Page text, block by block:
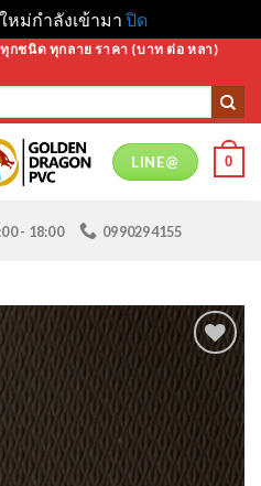
ม่กำลังเข้ามา ปิด
กชนิด ทุกลาย ราคา (บาท ต่อ หลา)
LINE@ 0
- 18:00 0990294155
Add to
Wishlist